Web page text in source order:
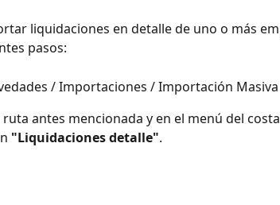
liquidaciones en detalle de uno o más
pasos:
/ Importaciones / Importación Masiva
ruta antes mencionada y en el menú del
"Liquidaciones detalle".